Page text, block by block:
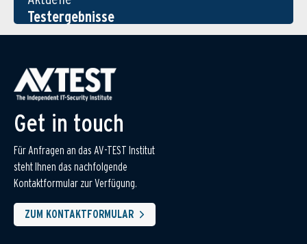
Testergebnisse
Get in touch
Für Anfragen an das AV-TEST Institut
steht Ihnen das nachfolgende
Kontaktformular zur Verfügung.
ZUM KONTAKTFORMULAR